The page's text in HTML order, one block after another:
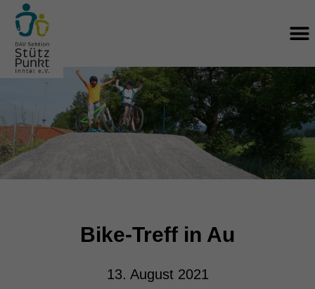
Zum
Inhalt
springen
Bike-Treff in Au
13. August 2021